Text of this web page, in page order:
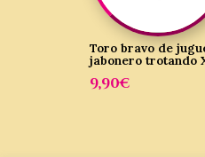
Toro bravo de
jabonero trotando
9,90€